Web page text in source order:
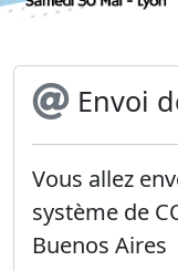
Envoi
Vous allez
système de
Buenos Aires